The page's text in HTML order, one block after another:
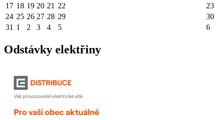
17 18 19 20 21 22
23
24 25 26 27 28 29
30
31 1 2 3 4 5 6
Odstávky elektřiny